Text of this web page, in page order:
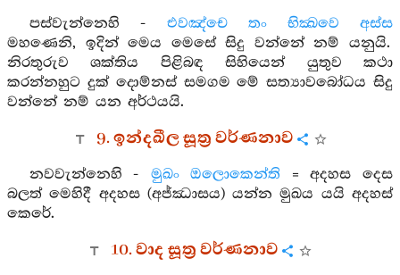
පස්වැන්නෙහි - එවඤ්චෙ තං භික්‍ඛවෙ අස්ස
මහණෙනි, ඉදින් මෙය මෙසේ සිදු වන්නේ නම් යනුයි.
නිරතුරුව ශක්තිය පිළිබඳ සිහියෙන් යුතුව කථා
කරන්නහුට දුක් දොම්නස් සමගම මේ සත්‍යාවබෝධය සිදු
වන්නේ නම් යන අර්ථයයි.
9. ඉන්දඛීල සූත්‍ර වර්ණනාව
නවවැන්නෙහි - මුඛං ඔලොකෙන්ති = අදහස දෙස
බලත් මෙහිදී අදහස (අජ්ඣාසය) යන්න මුඛය යයි අදහස්
කෙරේ.
10. වාද සූත්‍ර වර්ණනාව